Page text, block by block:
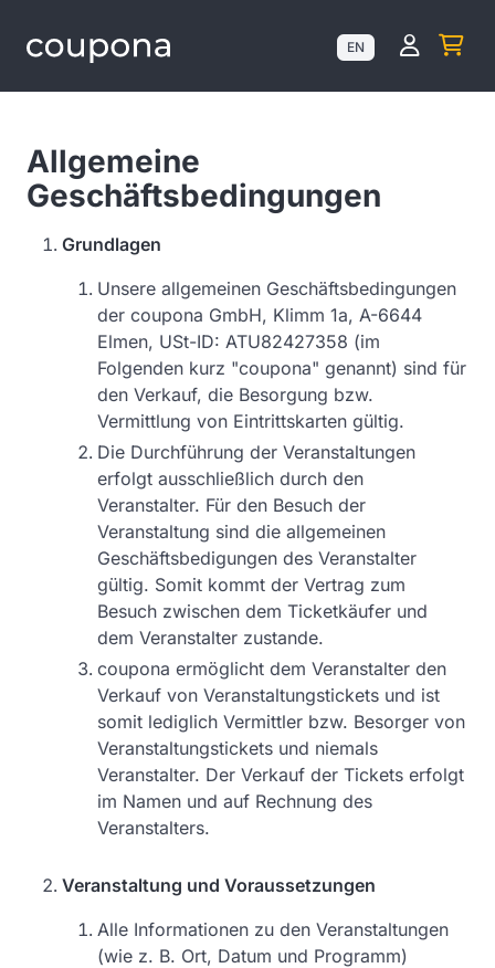
EN
Allgemeine
Geschäftsbedingungen
Grundlagen
Unsere allgemeinen Geschäftsbedingungen
der coupona GmbH, Klimm 1a, A-6644
Elmen, USt-ID: ATU82427358 (im
Folgenden kurz "coupona" genannt) sind für
den Verkauf, die Besorgung bzw.
Vermittlung von Eintrittskarten gültig.
Die Durchführung der Veranstaltungen
erfolgt ausschließlich durch den
Veranstalter. Für den Besuch der
Veranstaltung sind die allgemeinen
Geschäftsbedigungen des Veranstalter
gültig. Somit kommt der Vertrag zum
Besuch zwischen dem Ticketkäufer und
dem Veranstalter zustande.
coupona ermöglicht dem Veranstalter den
Verkauf von Veranstaltungstickets und ist
somit lediglich Vermittler bzw. Besorger von
Veranstaltungstickets und niemals
Veranstalter. Der Verkauf der Tickets erfolgt
im Namen und auf Rechnung des
Veranstalters.
Veranstaltung und Voraussetzungen
Alle Informationen zu den Veranstaltungen
(wie z. B. Ort, Datum und Programm)